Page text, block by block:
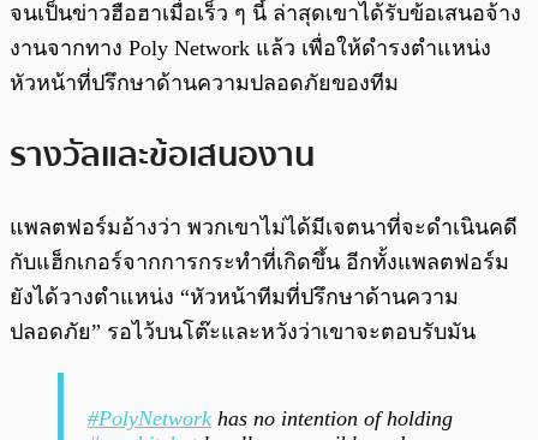
จนเป็นข่าวฮือฮาเมื่อเร็ว ๆ นี้ ล่าสุดเขาได้รับข้อเสนอจ้าง
งานจากทาง Poly Network แล้ว เพื่อให้ดำรงตำแหน่ง
หัวหน้าที่ปรึกษาด้านความปลอดภัยของทีม
รางวัลและข้อเสนองาน
แพลตฟอร์มอ้างว่า พวกเขาไม่ได้มีเจตนาที่จะดำเนินคดี
กับแฮ็กเกอร์จากการกระทำที่เกิดขึ้น อีกทั้งแพลตฟอร์ม
ยังได้วางตำแหน่ง “หัวหน้าทีมที่ปรึกษาด้านความ
ปลอดภัย” รอไว้บนโต๊ะและหวังว่าเขาจะตอบรับมัน
#PolyNetwork has no intention of holding